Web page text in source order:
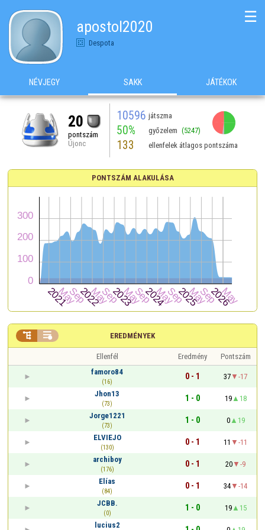
apostol2020
Despota
☰
NÉVJEGY SAKK JÁTÉKOK
20
pontszám
Újonc
10596 játszma
50% győzelem (5247)
133 ellenfelek átlagos pontszáma
PONTSZÁM ALAKULÁSA
EREDMÉNYEK
 
Ellenfél Eredmény
Pontszám
famoro84
(16)
0 - 1 37
-17
Jhon13
(73)
1 - 0 19
18
Jorge1221
(73)
1 - 0 0
19
ELVIEJO
(130)
0 - 1 11
-11
archiboy
(176)
0 - 1 20
-9
Elías
(84)
0 - 1 34
-14
JCBB.
(0)
1 - 0 19
15
lucius2